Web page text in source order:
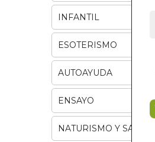
INFANTIL
ESOTERISMO
AUTOAYUDA
ENSAYO
NATURISMO Y SALUD